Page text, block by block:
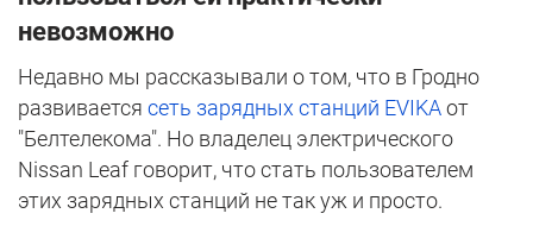
невозможно
Недавно мы рассказывали о том, что в Гродно
развивается сеть зарядных станций EVIKAот
"Белтелекома". Но владелец электрического
Nissan Leaf говорит, что стать пользователем
этих зарядных станций не так уж и просто.